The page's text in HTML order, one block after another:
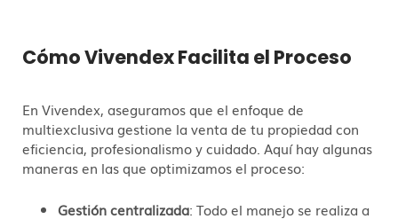
Cómo Vivendex Facilita el Proceso
En Vivendex, aseguramos que el enfoque de
multiexclusiva gestione la venta de tu propiedad con
eficiencia, profesionalismo y cuidado. Aquí hay algunas
maneras en las que optimizamos el proceso:
Gestión centralizada: Todo el manejo se realiza a